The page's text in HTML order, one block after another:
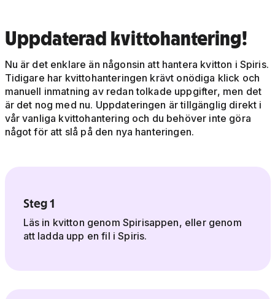
Uppdaterad kvittohantering!
Nu är det enklare än någonsin att hantera kvitton i Spiris.
Tidigare har kvittohanteringen krävt onödiga klick och
manuell inmatning av redan tolkade uppgifter, men det
är det nog med nu. Uppdateringen är tillgänglig direkt i
vår vanliga kvittohantering och du behöver inte göra
något för att slå på den nya hanteringen.
Steg 1
Läs in kvitton genom Spirisappen, eller genom
att ladda upp en fil i Spiris.